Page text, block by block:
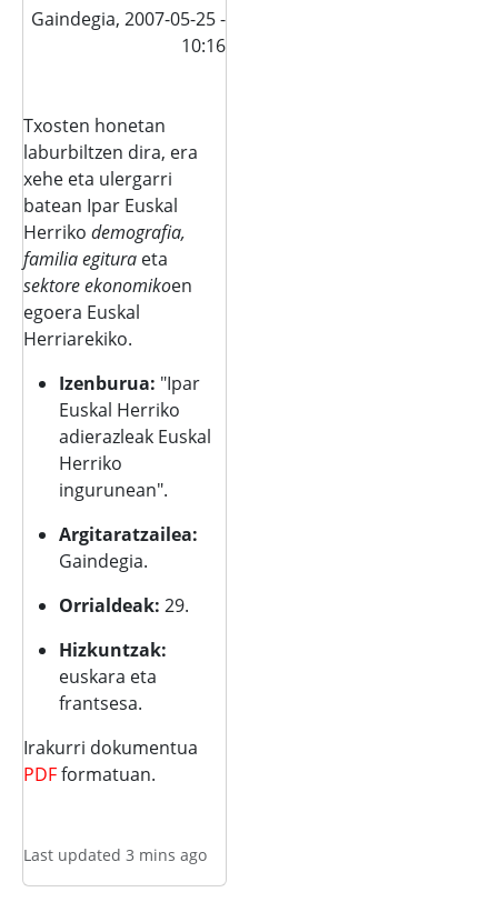
Gaindegia, 2007-05-25 -
10:16
Txosten honetan
laburbiltzen dira, era
xehe eta ulergarri
batean Ipar Euskal
Herriko demografia,
familia egitura eta
sektore ekonomikoen
egoera Euskal
Herriarekiko.
Izenburua: "Ipar
Euskal Herriko
adierazleak Euskal
Herriko
ingurunean".
Argitaratzailea:
Gaindegia.
Orrialdeak: 29.
Hizkuntzak:
euskara eta
frantsesa.
Irakurri dokumentua
PDFformatuan.
Last updated 3 mins ago